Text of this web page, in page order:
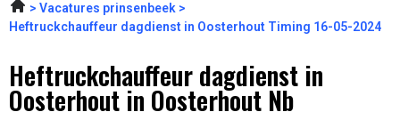
Vacatures prinsenbeek
Heftruckchauffeur dagdienst in Oosterhout Timing 16-05-2024
Heftruckchauffeur dagdienst in
Oosterhout in Oosterhout Nb